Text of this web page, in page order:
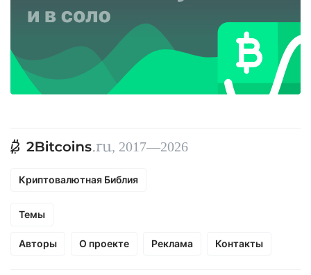
, 2017—2026
Криптовалютная Библия
Темы
Авторы О проекте Реклама Контакты